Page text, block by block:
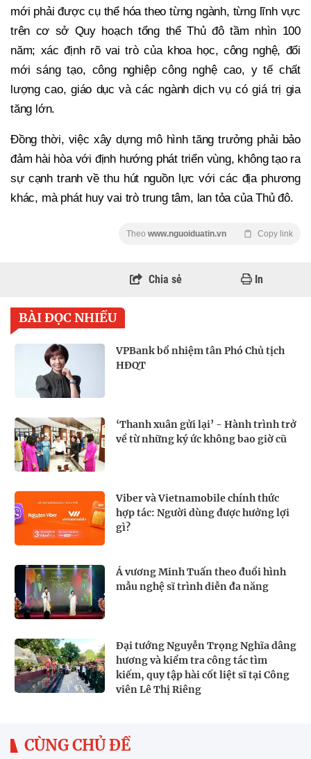
mới phải được cụ thể hóa theo từng ngành, từng lĩnh vực
trên cơ sở Quy hoạch tổng thể Thủ đô tầm nhìn 100
năm; xác định rõ vai trò của khoa học, công nghệ, đổi
mới sáng tạo, công nghiệp công nghệ cao, y tế chất
lượng cao, giáo dục và các ngành dịch vụ có giá trị gia
tăng lớn.
Đồng thời, việc xây dựng mô hình tăng trưởng phải bảo
đảm hài hòa với định hướng phát triển vùng, không tạo ra
sự cạnh tranh về thu hút nguồn lực với các địa phương
khác, mà phát huy vai trò trung tâm, lan tỏa của Thủ đô.
Theo www.nguoiduatin.vn Copy link
Chia sẻ In
BÀI ĐỌC NHIỀU
VPBank bổ nhiệm tân Phó Chủ tịch
HĐQT
‘Thanh xuân gửi lại’ - Hành trình trở
về từ những ký ức không bao giờ cũ
Viber và Vietnamobile chính thức
hợp tác: Người dùng được hưởng lợi
gì?
Á vương Minh Tuấn theo đuổi hình
mẫu nghệ sĩ trình diễn đa năng
Đại tướng Nguyễn Trọng Nghĩa dâng
hương và kiểm tra công tác tìm
kiếm, quy tập hài cốt liệt sĩ tại Công
viên Lê Thị Riêng
CÙNG CHỦ ĐỀ